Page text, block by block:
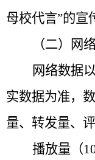
母校代言”的宣
（二）网
网络数据以
实数据为准，
量、转发量、
播放量（